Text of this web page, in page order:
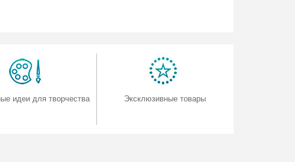
идеи для творчества Эксклюзивные товары